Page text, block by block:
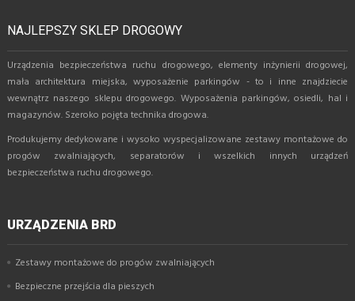
NAJLEPSZY SKLEP DROGOWY
Urządzenia bezpieczeństwa ruchu drogowego, elementy inżynierii drogowej,
mała architektura miejska, wyposażenie parkingów - to i inne znajdziecie
wewnątrz naszego sklepu drogowego. Wyposażenia parkingów, osiedli, hal i
magazynów. Szeroko pojęta technika drogowa.
Produkujemy dedykowane i wysoko wyspecjalizowane zestawy montażowe do
progów zwalniających, separatorów i wszelkich innych urządzeń
bezpieczeństwa ruchu drogowego.
URZĄDZENIA BRD
Zestawy montażowe do progów zwalniających
Bezpieczne przejścia dla pieszych